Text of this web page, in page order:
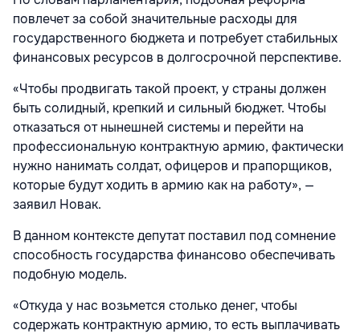
повлечет за собой значительные расходы для
государственного бюджета и потребует стабильных
финансовых ресурсов в долгосрочной перспективе.
«Чтобы продвигать такой проект, у страны должен
быть солидный, крепкий и сильный бюджет. Чтобы
отказаться от нынешней системы и перейти на
профессиональную контрактную армию, фактически
нужно нанимать солдат, офицеров и прапорщиков,
которые будут ходить в армию как на работу», —
заявил Новак.
В данном контексте депутат поставил под сомнение
способность государства финансово обеспечивать
подобную модель.
«Откуда у нас возьмется столько денег, чтобы
содержать контрактную армию, то есть выплачивать